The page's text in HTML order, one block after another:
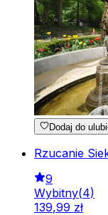
Dodaj do
Rzucanie
9
Wybitny(4)
139,99 zł